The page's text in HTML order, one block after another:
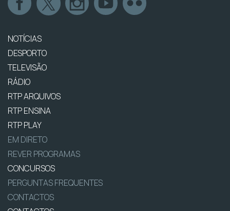
NOTÍCIAS
DESPORTO
TELEVISÃO
RÁDIO
RTP ARQUIVOS
RTP ENSINA
RTP PLAY
EM DIRETO
REVER PROGRAMAS
CONCURSOS
PERGUNTAS FREQUENTES
CONTACTOS